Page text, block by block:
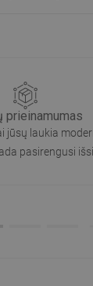
prieinamumas
jūsų laukia
pasirengusi